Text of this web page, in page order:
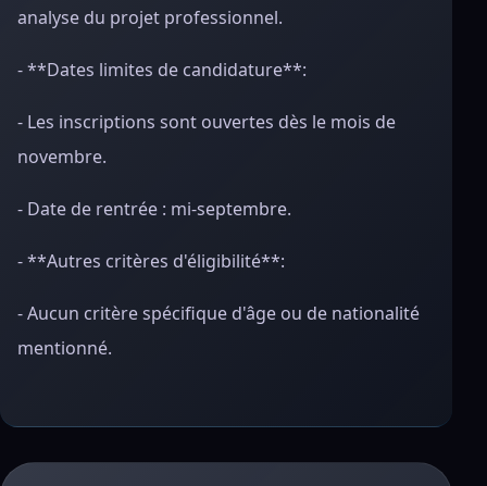
analyse du projet professionnel.
- **Dates limites de candidature**:
- Les inscriptions sont ouvertes dès le mois de
novembre.
- Date de rentrée : mi-septembre.
- **Autres critères d'éligibilité**:
- Aucun critère spécifique d'âge ou de nationalité
mentionné.